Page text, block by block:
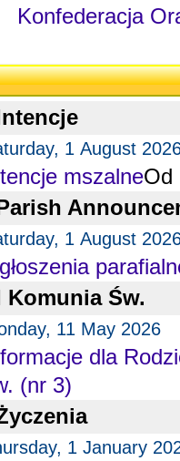
Konfederacja
1 August
mszalneOd
1 August
Komunia Św.
11 May 2026
dla
(nr 3)
1 January